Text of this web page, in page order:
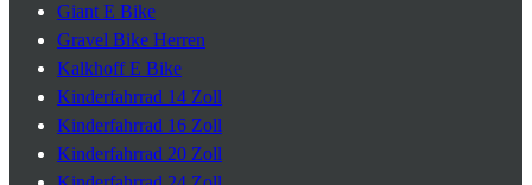
Giant E Bike
Gravel Bike Herren
Kalkhoff E Bike
Kinderfahrrad 14 Zoll
Kinderfahrrad 16 Zoll
Kinderfahrrad 20 Zoll